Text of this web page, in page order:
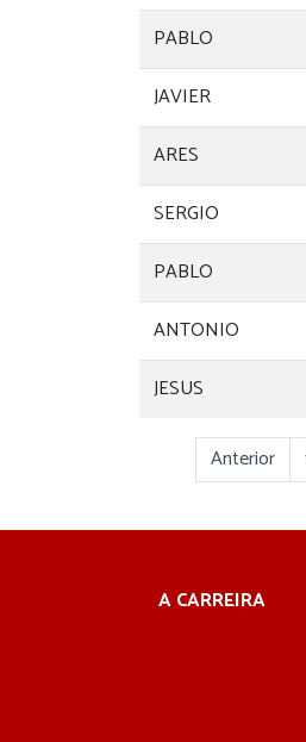
PABLO
JAVIER
ARES
SERGIO
PABLO
ANTONIO
JESUS
Anterior
A CARREIRA